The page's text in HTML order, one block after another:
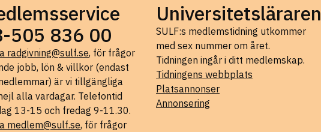
505 836 00
radgivning@sulf.se, för frågor
jobb, lön & villkor (endast
är vi tillgängliga
alla vardagar. Telefontid
13-15 och fredag 9-11.30.
medlem@sulf.se, för frågor
Universitetsläraren
SULF:s medlemstidning utkommer
med sex nummer om året.
Tidningen ingår i ditt medlemskap.
Tidningens webbplats
Platsannonser
Annonsering